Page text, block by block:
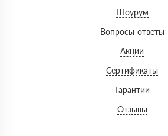
Шоурум
Вопросы-ответы
Акции
Сертификаты
Гарантии
Отзывы